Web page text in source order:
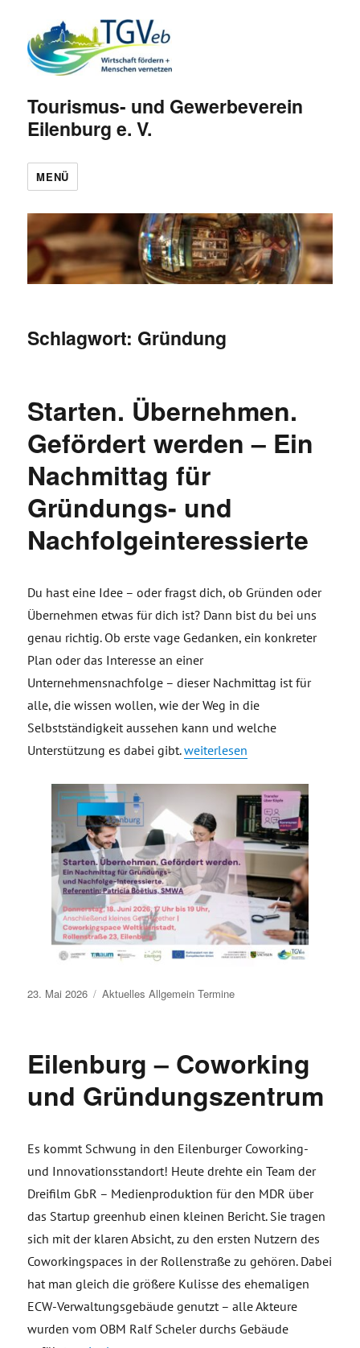
Tourismus- und Gewerbeverein
Eilenburg e. V.
MENÜ
Schlagwort: Gründung
Starten. Übernehmen.
Gefördert werden – Ein
Nachmittag für
Gründungs- und
Nachfolgeinteressierte
Du hast eine Idee – oder fragst dich, ob Gründen oder
Übernehmen etwas für dich ist? Dann bist du bei uns
genau richtig. Ob erste vage Gedanken, ein konkreter
Plan oder das Interesse an einer
Unternehmensnachfolge – dieser Nachmittag ist für
alle, die wissen wollen, wie der Weg in die
Selbstständigkeit aussehen kann und welche
Unterstützung es dabei gibt.„Starten. Übernehmen.
weiterlesen
Veröffentlicht
23. Mai 2026 Aktuelles Allgemein Termine
Eilenburg – Coworking
und Gründungszentrum
Es kommt Schwung in den Eilenburger Coworking-
und Innovationsstandort! Heute drehte ein Team der
Dreifilm GbR – Medienproduktion für den MDR über
das Startup greenhub einen kleinen Bericht. Sie tragen
sich mit der klaren Absicht, zu den ersten Nutzern des
Coworkingspaces in der Rollenstraße zu gehören. Dabei
hat man gleich die größere Kulisse des ehemaligen
ECW-Verwaltungsgebäude genutzt – alle Akteure
wurden vom OBM Ralf Scheler durchs Gebäude